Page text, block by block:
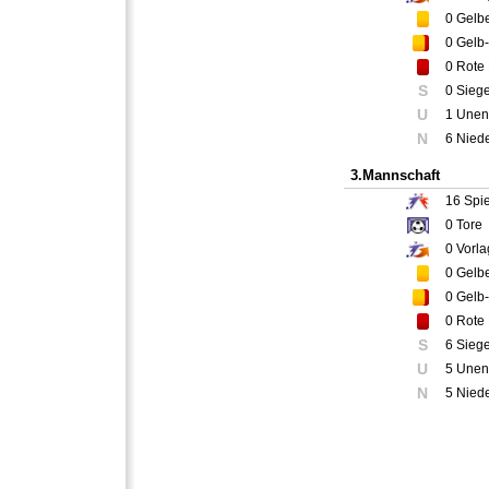
0
0
0 Rote
S 0
U 1
N 6
3.Mannschaft
16
0 Tore
0
0
0
0 Rote
S 6
U 5
N 5